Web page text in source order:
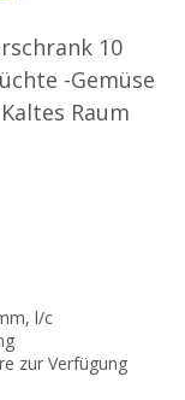
10
-Gemüse
Raum
l/c
zur Verfügung